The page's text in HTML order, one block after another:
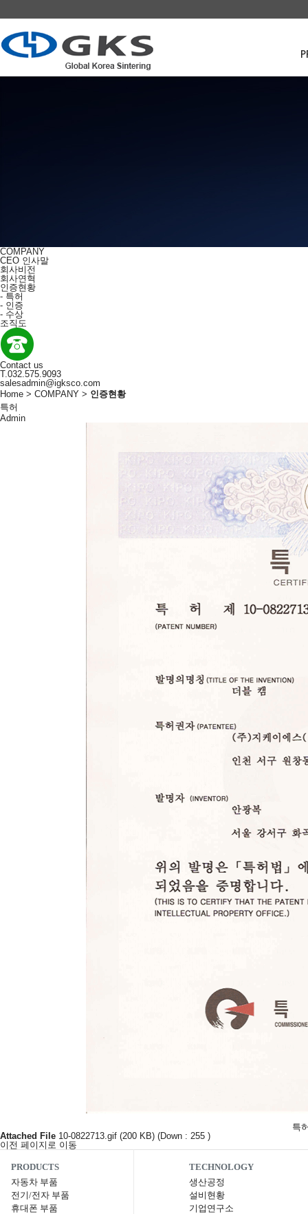
COMPANY
CEO 인사말
회사비전
회사연혁
인증현황
- 특허
- 인증
- 수상
조직도
Contact us
T.032.575.9093
salesadmin@igksco.com
Home > COMPANY > 인증현황
특허
Admin
특
Attached File 10-0822713.gif (200 KB) (Down : 255 )
이전 페이지로 이동
PRODUCTS
자동차 부품
전기/전자 부품
휴대폰 부품
TECHNOLOGY
생산공정
설비현황
기업연구소